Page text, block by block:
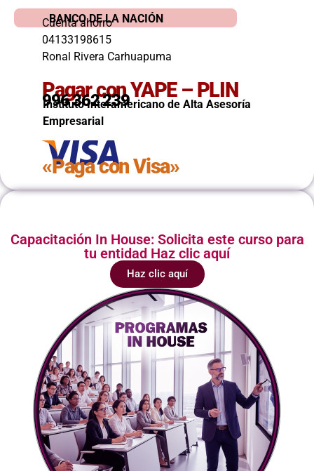
BANCO DE LA NACIÓN
Cuenta ahorro
04133198615
Ronal Rivera Carhuapuma
Pagar con YAPE – PLIN
996 362 239
Instituto Interamericano de Alta Asesoría
Empresarial
«Paga con Visa»
Capacitación In House: Solicita este curso para
tu entidad Haz clic aquí
Haz clic aquí